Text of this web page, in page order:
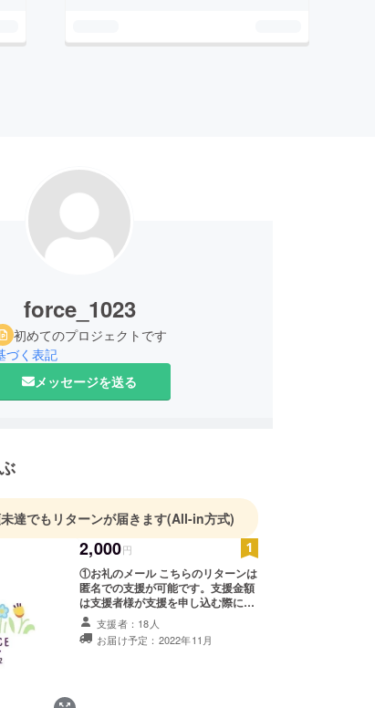
force_1023
初めてのプロジェクトです
づく表記
メッセージを送る
達でもリターンが届きます(All-in方式)
2,000円
①お礼のメール こちらのリターンは
匿名での支援が可能です。支援金額
は支援者様が支援を申し込む際に、
任意で引き上げることが可能です。
報告書への名前の記載やThanks
ボードへの記載を希望される方は、
支援者：18人
お届け予定：2022年11月